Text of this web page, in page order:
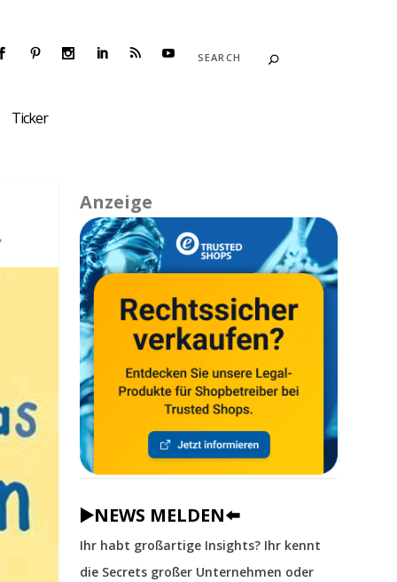
Ticker
Anzeige
▶️NEWS MELDEN⬅️
Ihr habt großartige Insights? Ihr kennt
die Secrets großer Unternehmen oder